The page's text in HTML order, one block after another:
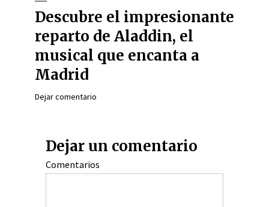
Descubre el impresionante
reparto de Aladdin, el
musical que encanta a
Madrid
Dejar comentario
Dejar un comentario
Comentarios